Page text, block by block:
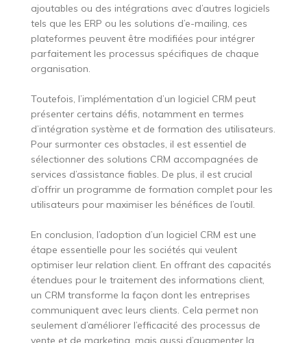
ajoutables ou des intégrations avec d’autres logiciels
tels que les ERP ou les solutions d’e-mailing, ces
plateformes peuvent être modifiées pour intégrer
parfaitement les processus spécifiques de chaque
organisation.
Toutefois, l’implémentation d’un logiciel CRM peut
présenter certains défis, notamment en termes
d’intégration système et de formation des utilisateurs.
Pour surmonter ces obstacles, il est essentiel de
sélectionner des solutions CRM accompagnées de
services d’assistance fiables. De plus, il est crucial
d’offrir un programme de formation complet pour les
utilisateurs pour maximiser les bénéfices de l’outil.
En conclusion, l’adoption d’un logiciel CRM est une
étape essentielle pour les sociétés qui veulent
optimiser leur relation client. En offrant des capacités
étendues pour le traitement des informations client,
un CRM transforme la façon dont les entreprises
communiquent avec leurs clients. Cela permet non
seulement d’améliorer l’efficacité des processus de
vente et de marketing, mais aussi d’augmenter la